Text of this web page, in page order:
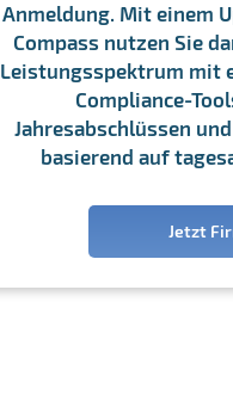
Anmeldung. Mit einem
Compass nutzen Sie
Leistungsspektrum mit
Compliance-
Jahresabschlüssen
basierend auf
Jetzt